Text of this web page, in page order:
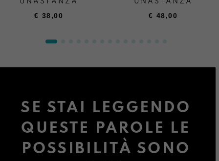
€ 38,00 € 48,00
SE STAI LEGGENDO
QUESTE PAROLE LE
POSSIBILITÀ SONO